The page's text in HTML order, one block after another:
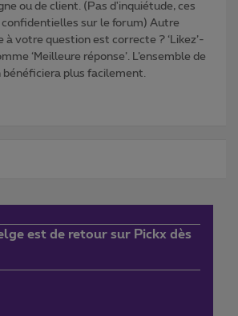
ou de client. (Pas d'inquiétude, ces
sur le forum) Autre
à votre question est correcte ? ‘Likez’-
‘Meilleure réponse’. L’ensemble de
bénéficiera plus facilement.
est de retour sur Pickx dès